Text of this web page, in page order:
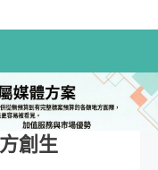
創生